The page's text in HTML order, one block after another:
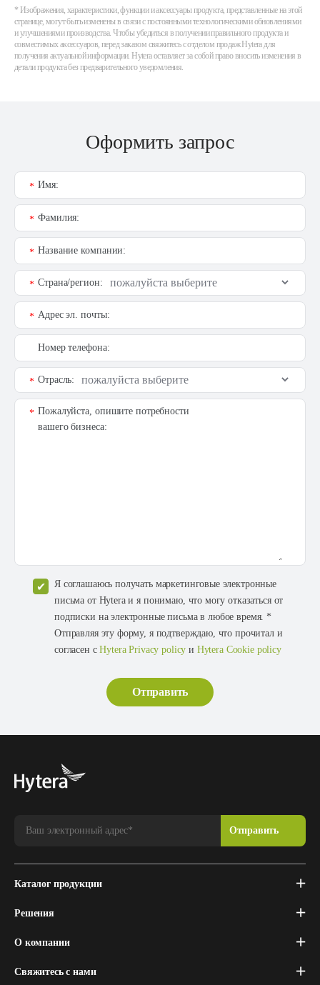
* Изображения, характеристики, функции и аксессуары продукта, представленные на этой
странице, могут быть изменены в связи с постоянными технологическими обновлениями
и улучшениями производства. Чтобы убедиться в получении правильного продукта и
совместимых аксессуаров, перед заказом свяжитесь с отделом продаж Hytera для
получения актуальной информации. Hytera оставляет за собой право вносить изменения в
детали продукта без предварительного уведомления.
Оформить запрос
Имя:
*
Фамилия:
*
Название компании:
*
Страна/регион:
*
Адрес эл. почты:
*
Номер телефона:
Отрасль:
*
Пожалуйста, опишите потребности
вашего бизнеса:
*
Я соглашаюсь получать маркетинговые электронные
письма от Hytera и я понимаю, что могу отказаться от
подписки на электронные письма в любое время. *
Отправляя эту форму, я подтверждаю, что прочитал и
согласен сHytera Privacy policy и Hytera Cookie policy
Каталог продукции
Решения
О компании
Свяжитесь с нами